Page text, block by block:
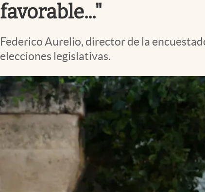
Mundial 2026
El Cronista Studio
Mediakit
abre en nueva pestaña
favorable..."
Federico Aurelio, director de la
elecciones legislativas.